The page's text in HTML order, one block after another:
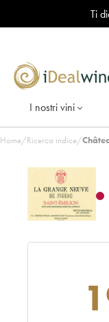
Ti
I nostri vini
Home/Ricerca indice/